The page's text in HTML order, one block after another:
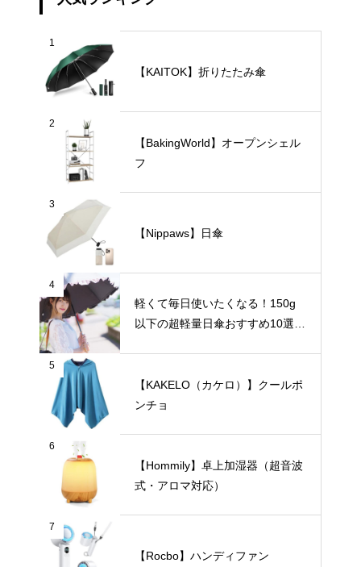
1
【KAITOK】折りたたみ傘
2
【BakingWorld】オープンシェル
フ
3
【Nippaws】日傘
4
軽くて毎日使いたくなる！150g
以下の超軽量日傘おすすめ10選
5
【KAKELO（カケロ）】クールポ
ンチョ
6
【Hommily】卓上加湿器（超音波
式・アロマ対応）
7
【Rocbo】ハンディファン